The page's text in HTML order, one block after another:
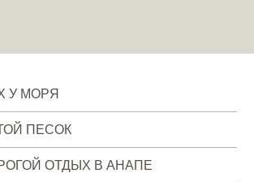
У МОРЯ
ПЕСОК
ОТДЫХ В АНАПЕ